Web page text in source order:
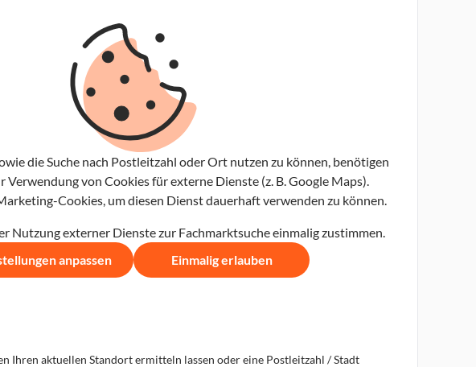
die Suche nach Postleitzahl oder Ort nutzen zu können, benötigen
von Cookies für externe Dienste (z. B. Google Maps).
Cookies, um diesen Dienst dauerhaft verwenden zu können.
Nutzung externer Dienste zur Fachmarktsuche einmalig zustimmen.
anpassen
Einmalig erlauben
Ihren aktuellen Standort ermitteln lassen oder eine Postleitzahl / Stadt